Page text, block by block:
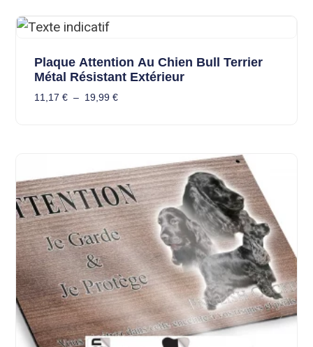
Plaque Attention Au Chien Bull Terrier
Métal Résistant Extérieur
11,17 € – 19,99 €